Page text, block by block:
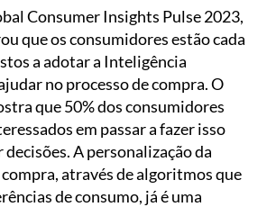
Consumer Insights Pulse 2023,
que os consumidores estão cada
a adotar a Inteligência
no processo de compra. O
que 50% dos consumidores
em passar a fazer isso
A personalização da
através de algoritmos que
de consumo, já é uma